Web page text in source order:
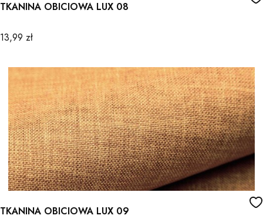
TKANINA OBICIOWA LUX 08
Cena
13,99 zł
TKANINA OBICIOWA LUX 09